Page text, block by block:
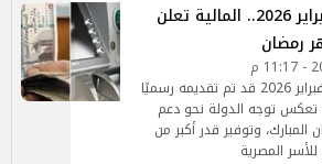
موعد صرف مرتبات فبراير 2026.. المالية تعلن
رمضان
يكون موعد صرف مرتبات فبراير 2026 قد تم تقديمه رسميًا
تعكس توجه الدولة نحو دعم
وتوفير قدر أكبر من
المصرية